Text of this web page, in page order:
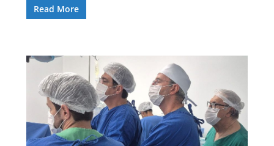
Read More